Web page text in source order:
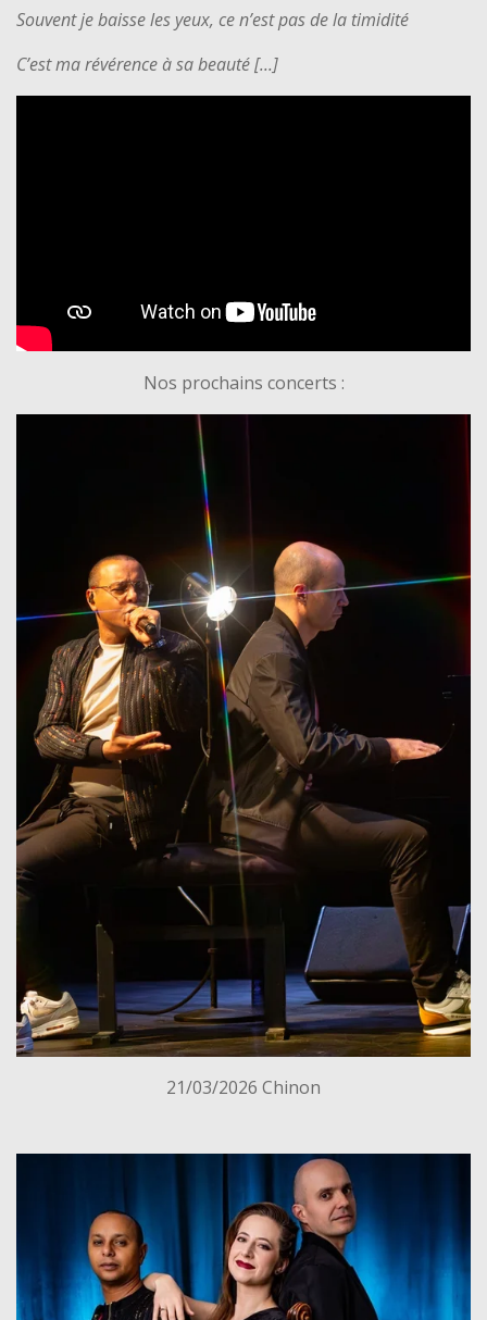
Souvent je baisse les yeux, ce n’est pas de la timidité
C’est ma révérence à sa beauté [...]
Nos prochains concerts :
21/03/2026 Chinon